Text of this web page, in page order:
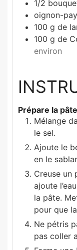
1/2
oignon-
100 g de
100 g de
environ
Prépare la
Mélange
le sel.
Ajoute le
en le
Creuse un
ajoute
la pâte.
pour que
Ne pétris
pas coller